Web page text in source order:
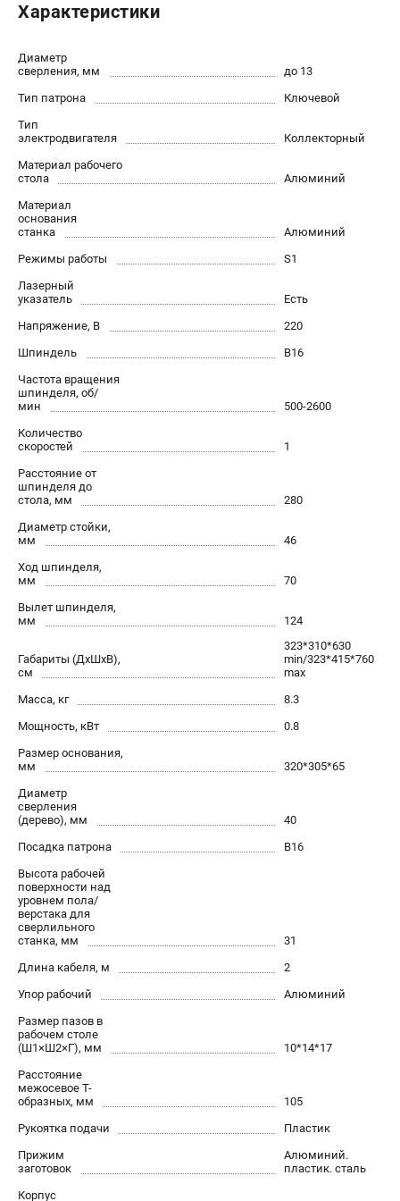
Валы строгальные
Подставки для станков
Полотна пильные по дереву
Прижимные устройства
Рольганги-роликовые опоры
Цанги и зажимы
Характеристики токарных станков
Все о влажности древесины
ТЕЛЕФОН (САНКТ-ПЕТЕРБУРГ)
Информация размещённая на сайте не является публичной
проспект Александровской Фермы, 29АЛ
Характеристики
Диаметр
сверления, мм
до 13
Тип патрона
Ключевой
Тип
электродвигателя
Коллекторный
Материал рабочего
стола
Алюминий
Материал
основания
станка
Алюминий
Режимы работы
S1
Лазерный
указатель
Есть
Напряжение, В
220
Шпиндель
В16
Частота вращения
шпинделя, об/
мин
500-2600
Количество
скоростей
1
Расстояние от
шпинделя до
стола, мм
280
Диаметр стойки,
мм
46
Ход шпинделя,
мм
70
Вылет шпинделя,
мм
124
Габариты (ДхШхВ),
см
323*310*630
min/323*415*760
max
Масса, кг
8.3
Мощность, кВт
0.8
Размер основания,
мм
320*305*65
Диаметр
сверления
(дерево), мм
40
Посадка патрона
В16
Высота рабочей
поверхности над
уровнем пола/
верстака для
сверлильного
станка, мм
31
Длина кабеля, м
2
Упор рабочий
Алюминий
Размер пазов в
рабочем столе
(Ш1×Ш2×Г), мм
10*14*17
Расстояние
межосевое Т-
образных, мм
105
Рукоятка подачи
Пластик
Прижим
заготовок
Алюминий.
пластик. сталь
Корпус